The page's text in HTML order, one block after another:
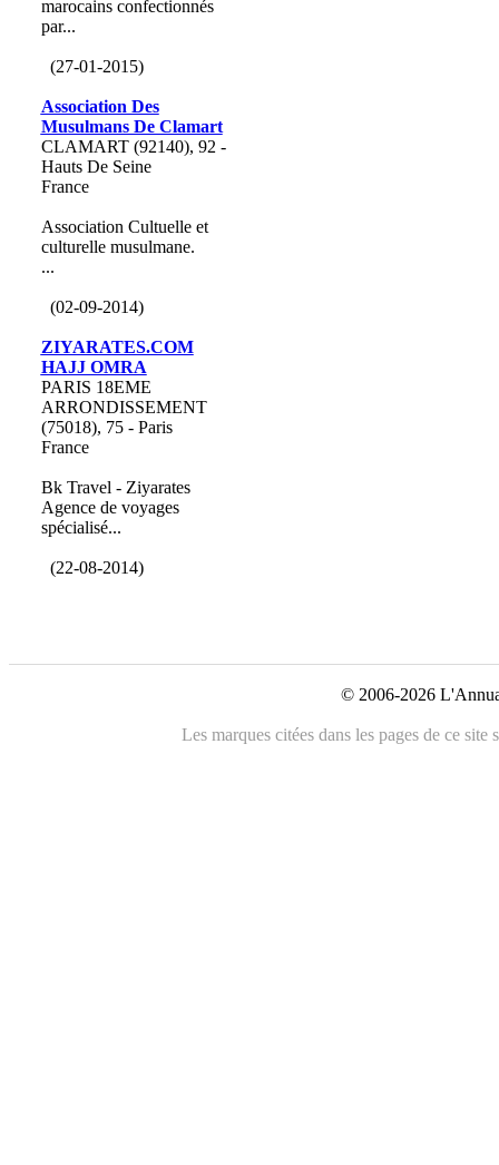
marocains confectionnés
par...
(27-01-2015)
Association Des
Musulmans De Clamart
CLAMART (92140), 92 -
Hauts De Seine
France
Association Cultuelle et
culturelle musulmane.
...
(02-09-2014)
ZIYARATES.COM
HAJJ OMRA
PARIS 18EME
ARRONDISSEMENT
(75018), 75 - Paris
France
Bk Travel - Ziyarates
Agence de voyages
spécialisé...
(22-08-2014)
© 2006-2026
Les marques citées dans les pages de ce